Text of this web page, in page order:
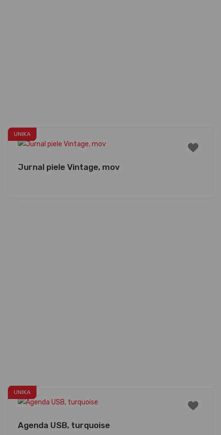
UNIKA
Jurnal piele Vintage, mov
UNIKA
Agenda USB, turquoise